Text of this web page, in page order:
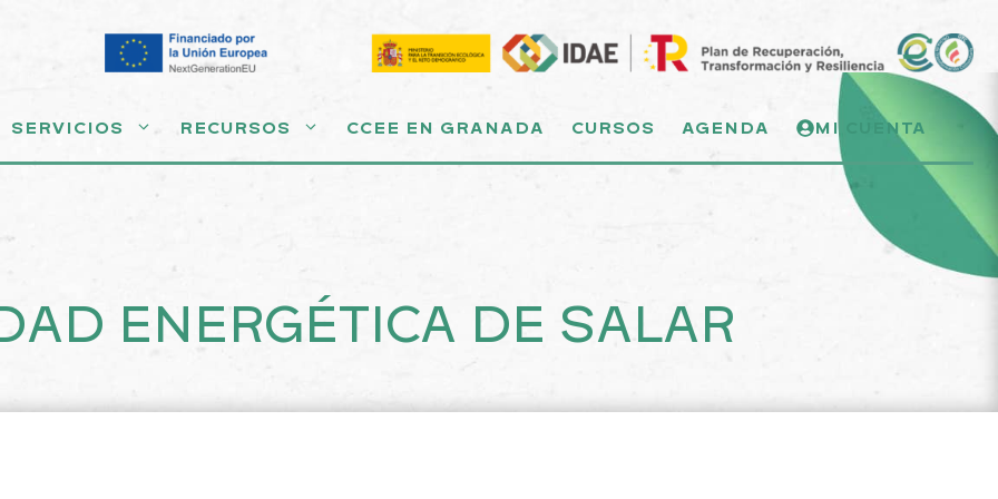
SERVICIOS RECURSOS CCEE EN GRANADA CURSOS AGENDA MI CUENTA
ENERGÉTICA DE SALAR